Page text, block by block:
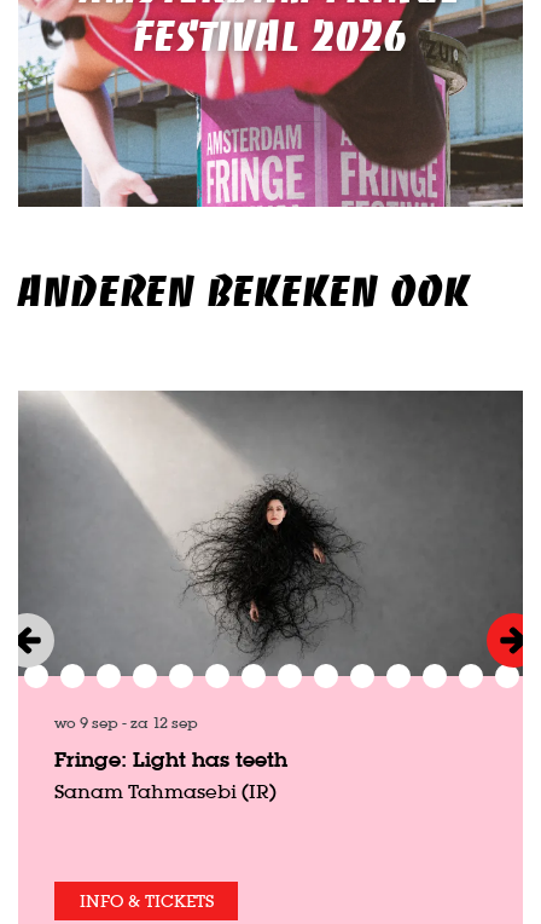
FESTIVAL 2026
ANDEREN BEKEKEN OOK
Fringe: Light has teeth
Sanam Tahmasebi (IR)
wo 9 sep-za 12 sep
INFO & TICKETS